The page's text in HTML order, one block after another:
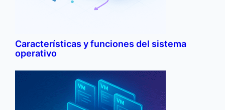
Características y funciones del sistema
operativo